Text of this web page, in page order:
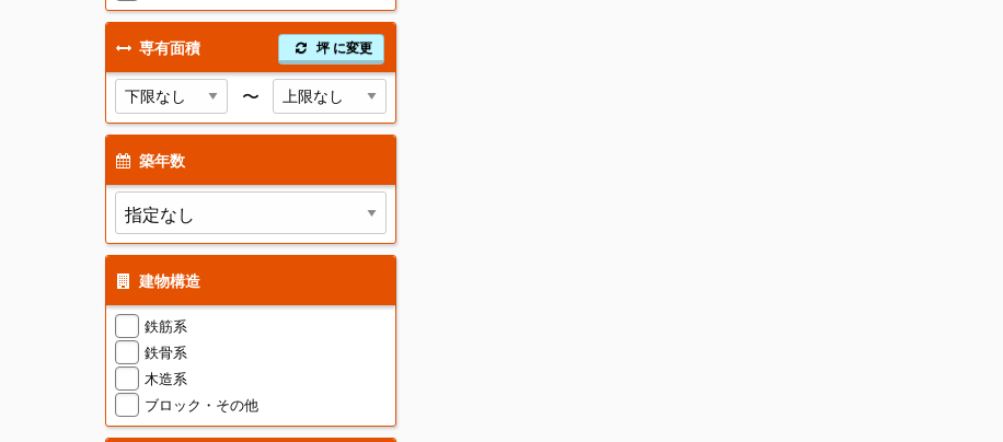
専有面積 坪 に変更
〜
築年数
建物構造
鉄筋系
鉄骨系
木造系
ブロック・その他